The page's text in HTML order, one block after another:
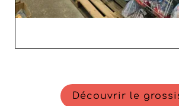
Découvrir le